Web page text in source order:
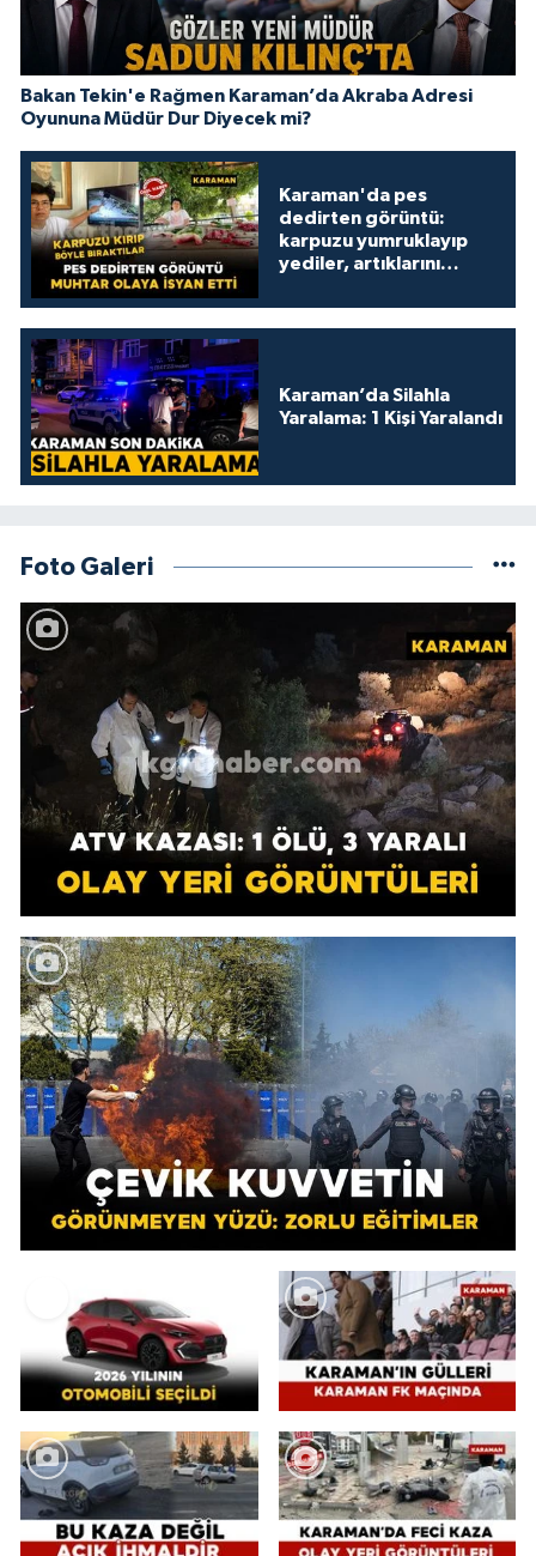
Bakan Tekin'e Rağmen Karaman’da Akraba Adresi
Oyununa Müdür Dur Diyecek mi?
Karaman'da pes
dedirten görüntü:
karpuzu yumruklayıp
yediler, artıklarını
Karaman’da Silahla
Yaralama: 1 Kişi Yaralandı
Foto Galeri